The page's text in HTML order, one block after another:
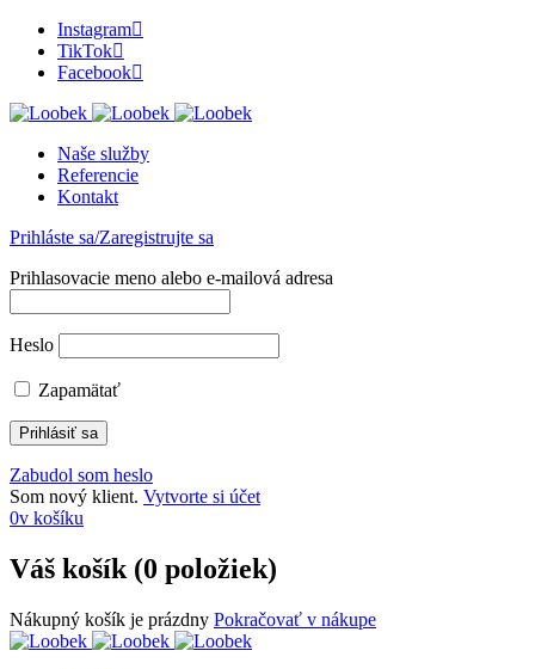
Instagram
TikTok
Facebook
Naše služby
Referencie
Kontakt
Prihláste sa/Zaregistrujte sa
Prihlasovacie meno alebo e-mailová adresa
Heslo
Zapamätať
Zabudol som heslo
Som nový klient. Vytvorte si účet
0v košíku
Váš košík (0 položiek)
Nákupný košík je prázdny Pokračovať v nákupe